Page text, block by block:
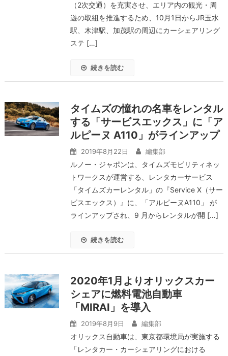
（2次交通）を充実させ、エリア内の観光・周
遊の取組を推進するため、10月1日からJR玉水
駅、木津駅、加茂駅の周辺にカーシェアリング
ステ […]
続きを読む
タイムズの憧れの名車をレンタル
する「サービスエックス」に「ア
ルピーヌ A110」がラインアップ
2019年8月22日 編集部
ルノー・ジャポンは、タイムズモビリティネッ
トワークスが運営する、レンタカーサービス
「タイムズカーレンタル」の『Service X（サー
ビスエックス）』に、「アルピーヌA110」 が
ラインアップされ、9 月からレンタルが開 […]
続きを読む
2020年1月よりオリックスカー
シェアに燃料電池自動車
「MIRAI」を導入
2019年8月9日 編集部
オリックス自動車は、東京都環境局が実施する
「レンタカー・カーシェアリングにおける